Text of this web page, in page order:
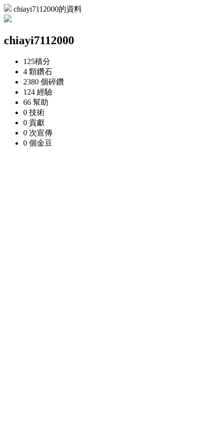
chiayi7112000的資料
chiayi7112000
125積分
4 顆鑽石
2380 個碎鑽
124 經驗
66 幫助
0 技術
0 貢獻
0 次宣傳
0 個金豆